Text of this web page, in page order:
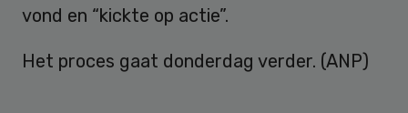
vond en “kickte op actie”.
Het proces gaat donderdag verder. (ANP)